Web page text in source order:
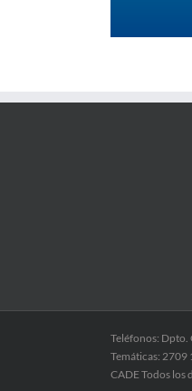
Teléfonos:
Temáticas:
CADE Todos los